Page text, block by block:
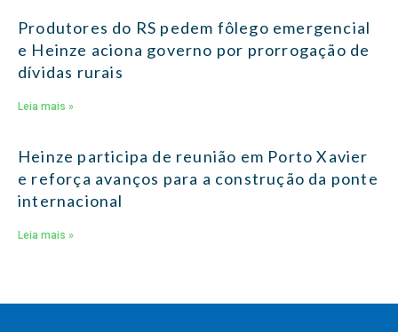
Produtores do RS pedem fôlego emergencial
e Heinze aciona governo por prorrogação de
dívidas rurais
Leia mais »
Heinze participa de reunião em Porto Xavier
e reforça avanços para a construção da ponte
internacional
Leia mais »